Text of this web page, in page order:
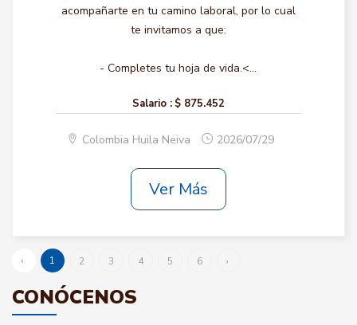
acompañarte en tu camino laboral, por lo cual
te invitamos a que:
- Completes tu hoja de vida.<...
Salario : $ 875.452
Colombia Huila Neiva 2026/07/29
Ver Más
‹ 1 2 3 4 5 6 ›
CONÓCENOS